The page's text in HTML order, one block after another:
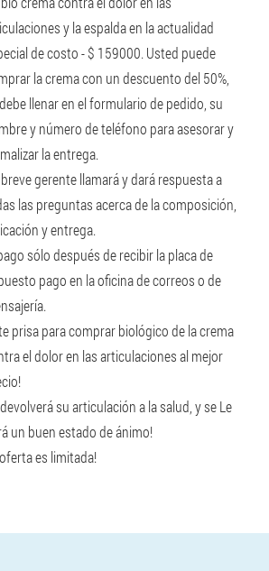
y la espalda en la actualidad
de costo - $ 159000. Usted puede
la crema con un descuento del 50%,
llenar en el formulario de pedido, su
y número de teléfono para asesorar y
la entrega.
gerente llamará y dará respuesta a
las preguntas acerca de la composición,
y entrega.
sólo después de recibir la placa de
pago en la oficina de correos o de
prisa para comprar biológico de la crema
el dolor en las articulaciones al mejor
su articulación a la salud, y se Le
un buen estado de ánimo!
es limitada!